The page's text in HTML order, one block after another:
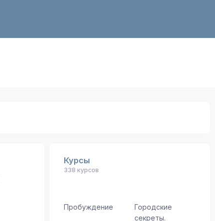
Курсы
338 курсов
Пробуждение
Городские
секреты.